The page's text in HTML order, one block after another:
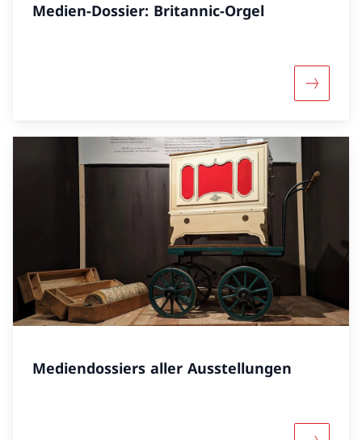
Medien-Dossier: Britannic-Orgel
Mehr
Mediendossiers aller Ausstellungen